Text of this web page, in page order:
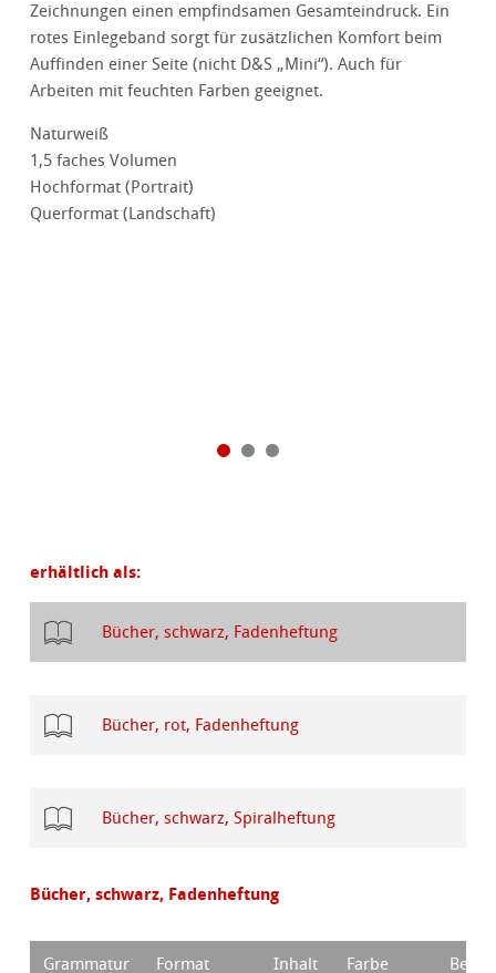
Zeichnungen einen empfindsamen Gesamteindruck. Ein
rotes Einlegeband sorgt für zusätzlichen Komfort beim
Auffinden einer Seite (nicht D&S „Mini“). Auch für
Arbeiten mit feuchten Farben geeignet.
Naturweiß
1,5 faches Volumen
Hochformat (Portrait)
Querformat (Landschaft)
erhältlich als:
Bücher, schwarz, Fadenheftung
Bücher, rot, Fadenheftung
Bücher, schwarz, Spiralheftung
Bücher, schwarz, Fadenheftung
Grammatur Format Inhalt Farbe